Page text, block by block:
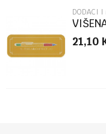
DODACI I
21,10